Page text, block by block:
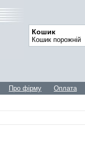
Кошик
Кошик порожній
Про фірму Оплата